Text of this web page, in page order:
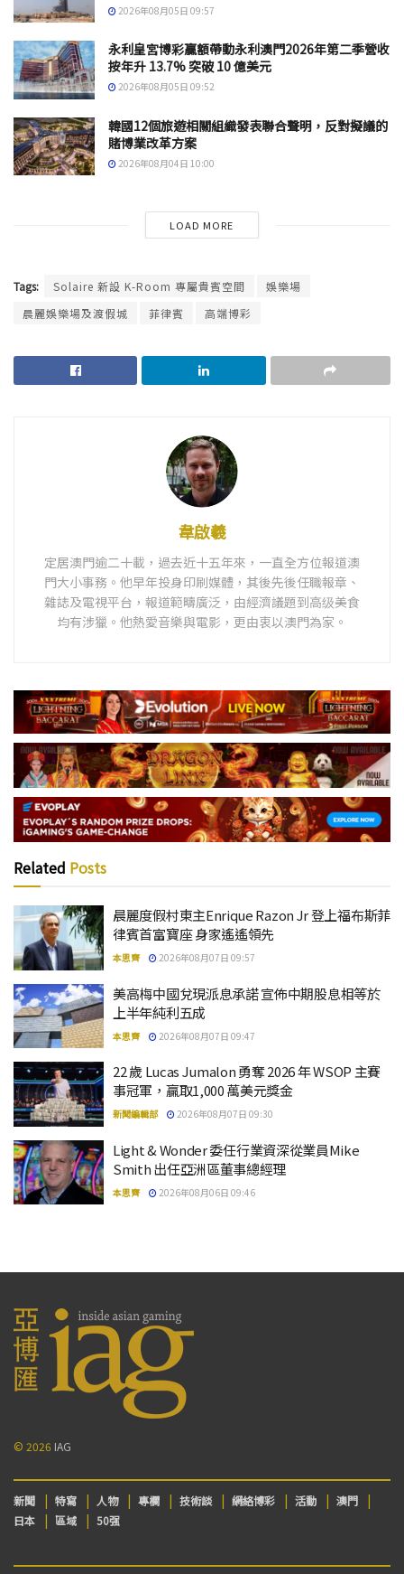
2026年08月05日 09:57
永利皇宮博彩贏額帶動永利澳門2026年第二季營收
按年升 13.7% 突破 10 億美元
2026年08月05日 09:52
韓國12個旅遊相關組織發表聯合聲明，反對擬議的
賭博業改革方案
2026年08月04日 10:00
LOAD MORE
Tags: Solaire 新設 K-Room 專屬貴賓空間
娛樂場
晨麗娛樂場及渡假城
菲律賓 高端博彩
韋啟羲
定居澳門逾二十載，過去近十五年來，一直全方位報道澳
門大小事務。他早年投身印刷媒體，其後先後任職報章、
雜誌及電視平台，報道範疇廣泛，由經濟議題到高级美食
均有涉獵。他熱愛音樂與電影，更由衷以澳門為家。
Related Posts
晨麗度假村東主Enrique Razon Jr 登上福布斯菲
律賓首富寶座 身家遙遙領先
本思齊 2026年08月07日 09:57
美高梅中國兌現派息承諾 宣佈中期股息相等於
上半年純利五成
本思齊 2026年08月07日 09:47
22 歲 Lucas Jumalon 勇奪 2026 年 WSOP 主賽
事冠軍，贏取1,000 萬美元獎金
新聞編輯部 2026年08月07日 09:30
Light & Wonder 委任行業資深從業員Mike
Smith 出任亞洲區董事總經理
本思齊 2026年08月06日 09:46
© 2026 IAG
新聞 特寫 人物 專欄 技術談 網絡博彩 活動
澳門
日本
區域 50强